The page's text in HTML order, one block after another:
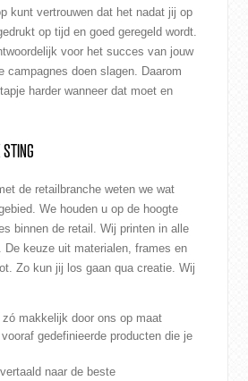
kunt vertrouwen dat het nadat jij op
op tijd en goed geregeld wordt.
voor het succes van jouw
campagnes doen slagen. Daarom
harder wanneer dat moet en
de retailbranche weten we wat
We houden u op de hoogte
binnen de retail. Wij printen in alle
De keuze uit materialen, frames en
Zo kun jij los gaan qua creatie. Wij
makkelijk door ons op maat
gedefinieerde producten die je
naar de beste